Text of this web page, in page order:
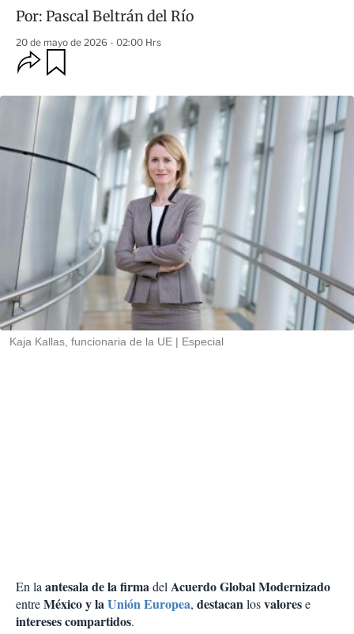
Por: Pascal Beltrán del Río
20 de mayo de 2026 - 02:00 Hrs
O
p
i
s
r
i
r
d
a
r
Kaja Kallas, funcionaria de la UE Especial
En laantesala de la firmadelAcuerdo Global Modernizado
entreMéxico y laUnión Europea, destacanlosvalorese
intereses compartidos.